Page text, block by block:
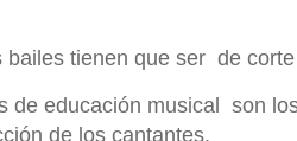
tienen que ser de corte
educación musical son
de los cantantes.